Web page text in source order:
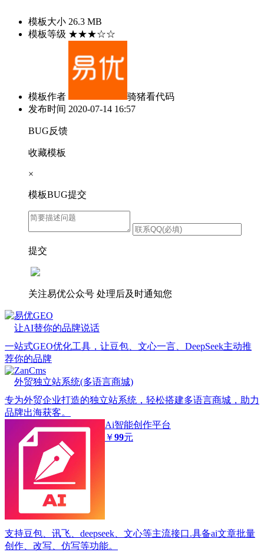
模板大小 26.3 MB
模板等级 ★★★☆☆
模板作者
骑猪看代码
发布时间 2020-07-14 16:57
BUG反馈
收藏模板
×
模板BUG提交
提交
关注易优公众号 处理后及时通知您
易优GEO
让AI替你的品牌说话
一站式GEO优化工具，让豆包、文心一言、DeepSeek主动推
荐你的品牌
ZanCms
外贸独立站系统(多语言商城)
专为外贸企业打造的独立站系统，轻松搭建多语言商城，助力
品牌出海获客。
Ai智能创作平台
￥99元
支持豆包、讯飞、deepseek、文心等主流接口.具备ai文章批量
创作、改写、仿写等功能。